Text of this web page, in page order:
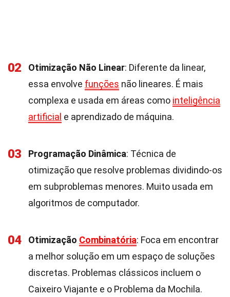
02 Otimização Não Linear: Diferente da linear,
essa envolve funções não lineares. É mais
complexa e usada em áreas como inteligência
artificial e aprendizado de máquina.
03 Programação Dinâmica: Técnica de
otimização que resolve problemas dividindo-os
em subproblemas menores. Muito usada em
algoritmos de computador.
04 Otimização Combinatória: Foca em encontrar
a melhor solução em um espaço de soluções
discretas. Problemas clássicos incluem o
Caixeiro Viajante e o Problema da Mochila.